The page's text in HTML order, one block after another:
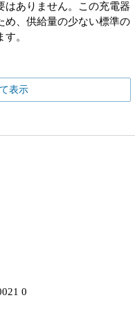
はありません。この充電器
め、供給量の少ない標準の
。
表示
0